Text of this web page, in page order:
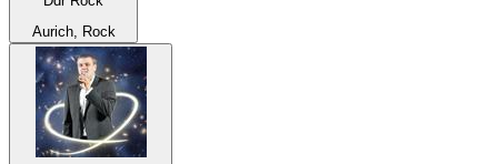
Aurich, Rock